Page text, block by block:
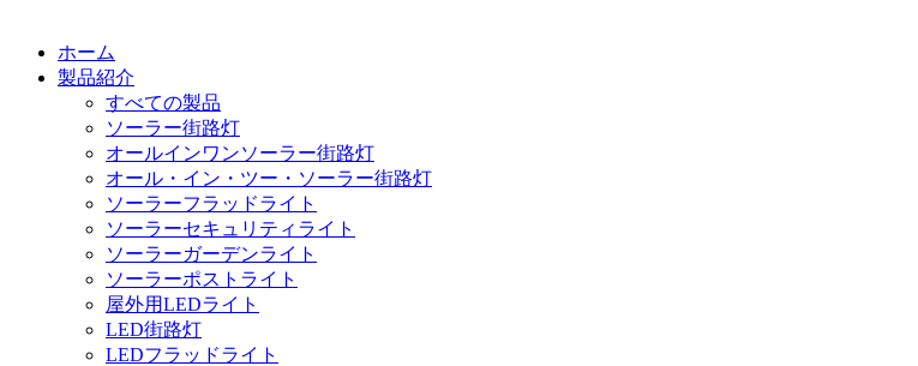
ホーム
製品紹介
すべての製品
ソーラー街路灯
オールインワンソーラー街路灯
オール・イン・ツー・ソーラー街路灯
ソーラーフラッドライト
ソーラーセキュリティライト
ソーラーガーデンライト
ソーラーポストライト
屋外用LEDライト
LED街路灯
LEDフラッドライト